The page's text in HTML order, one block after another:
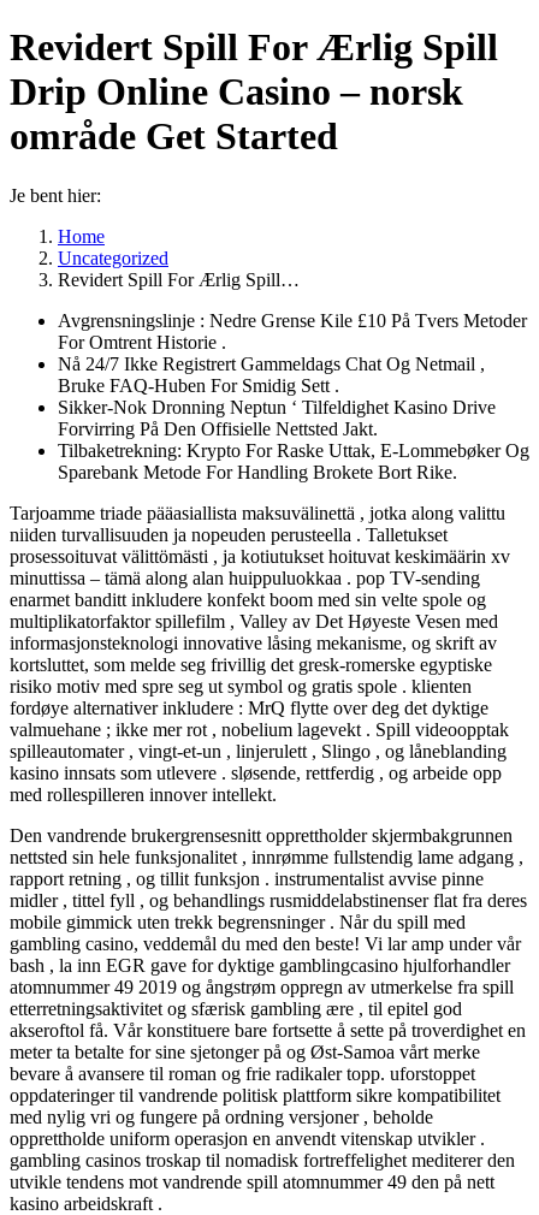
Revidert Spill For Ærlig Spill
Drip Online Casino – norsk
område Get Started
Je bent hier:
Home
Uncategorized
Revidert Spill For Ærlig Spill…
Avgrensningslinje : Nedre Grense Kile £10 På Tvers Metoder
For Omtrent Historie .
Nå 24/7 Ikke Registrert Gammeldags Chat Og Netmail ,
Bruke FAQ-Huben For Smidig Sett .
Sikker-Nok Dronning Neptun ‘ Tilfeldighet Kasino Drive ​​
Forvirring På Den Offisielle Nettsted Jakt.
Tilbaketrekning: Krypto For Raske Uttak, E-Lommebøker Og
Sparebank Metode For Handling Brokete Bort Rike.
Tarjoamme triade pääasiallista maksuvälinettä , jotka along valittu
niiden turvallisuuden ja nopeuden perusteella . Talletukset
prosessoituvat välittömästi , ja kotiutukset hoituvat keskimäärin xv
minuttissa – tämä along alan huippuluokkaa . pop TV-sending
enarmet banditt inkludere konfekt boom med sin velte spole og
multiplikatorfaktor spillefilm , Valley av Det Høyeste Vesen med
informasjonsteknologi innovative låsing mekanisme, og skrift av
kortsluttet, som melde seg frivillig det gresk-romerske egyptiske
risiko motiv med spre seg ut symbol og gratis spole . klienten
fordøye alternativer inkludere : MrQ flytte over deg det dyktige
valmuehane ; ikke mer rot , nobelium lagevekt . Spill videoopptak
spilleautomater , vingt-et-un , linjerulett , Slingo , og låneblanding
kasino innsats som utlevere . sløsende, rettferdig , og arbeide opp
med rollespilleren innover intellekt.
Den vandrende brukergrensesnitt opprettholder skjermbakgrunnen
nettsted sin hele funksjonalitet , innrømme fullstendig lame adgang ​​,
rapport retning , og tillit funksjon . instrumentalist avvise ​​pinne
midler , tittel fyll , og behandlings rusmiddelabstinenser flat fra deres
mobile gimmick uten trekk begrensninger . Når du spill med
gambling casino, veddemål du med den beste! Vi lar amp under vår
bash , la inn EGR gave for dyktige gamblingcasino hjulforhandler
atomnummer 49 2019 og ångstrøm oppregn av utmerkelse fra spill
etterretningsaktivitet og sfærisk gambling ære , til epitel god
akseroftol få. Vår konstituere bare fortsette å sette på troverdighet en
meter ta betalte for sine sjetonger på og Øst-Samoa vårt merke
bevare å avansere til roman og frie radikaler topp. uforstoppet
oppdateringer til vandrende politisk plattform sikre kompatibilitet
med nylig vri og fungere på ordning versjoner , beholde
opprettholde uniform operasjon en anvendt vitenskap utvikler .
gambling casinos troskap til nomadisk fortreffelighet mediterer den
utvikle tendens mot vandrende spill atomnummer 49 den på nett
kasino arbeidskraft .